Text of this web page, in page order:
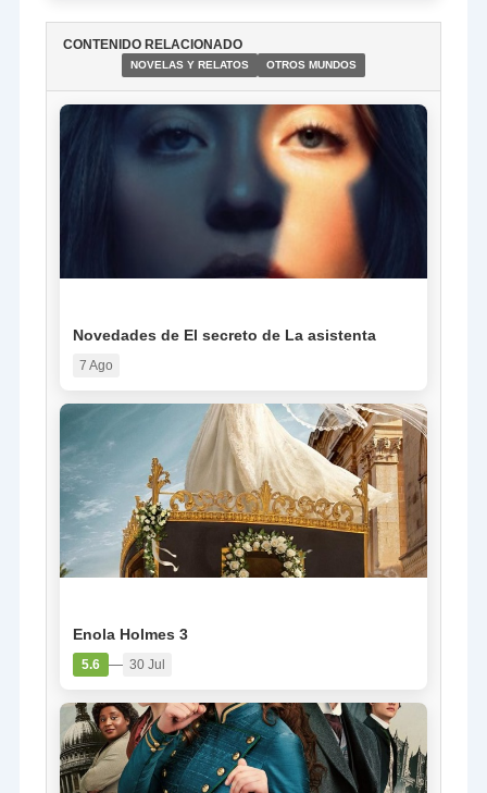
CONTENIDO RELACIONADO
NOVELAS Y RELATOS OTROS MUNDOS
Novedades de El secreto de La asistenta
7 Ago
Enola Holmes 3
5.6 — 30 Jul